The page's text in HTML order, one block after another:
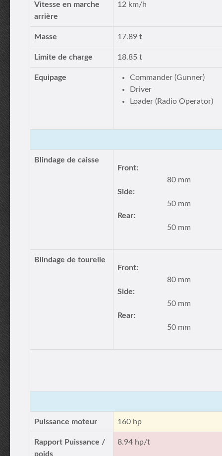
Vitesse en marche
arrière
12 km/h
Masse 17.89 t
Limite de charge 18.85 t
Equipage
Commander (Gunner)
Driver
Loader (Radio Operator)
Blindage de caisse
Front:
80 mm
Side:
50 mm
Rear:
50 mm
Blindage de tourelle
Front:
80 mm
Side:
50 mm
Rear:
50 mm
Puissance moteur 160 hp
Rapport Puissance /
poids
8.94 hp/t